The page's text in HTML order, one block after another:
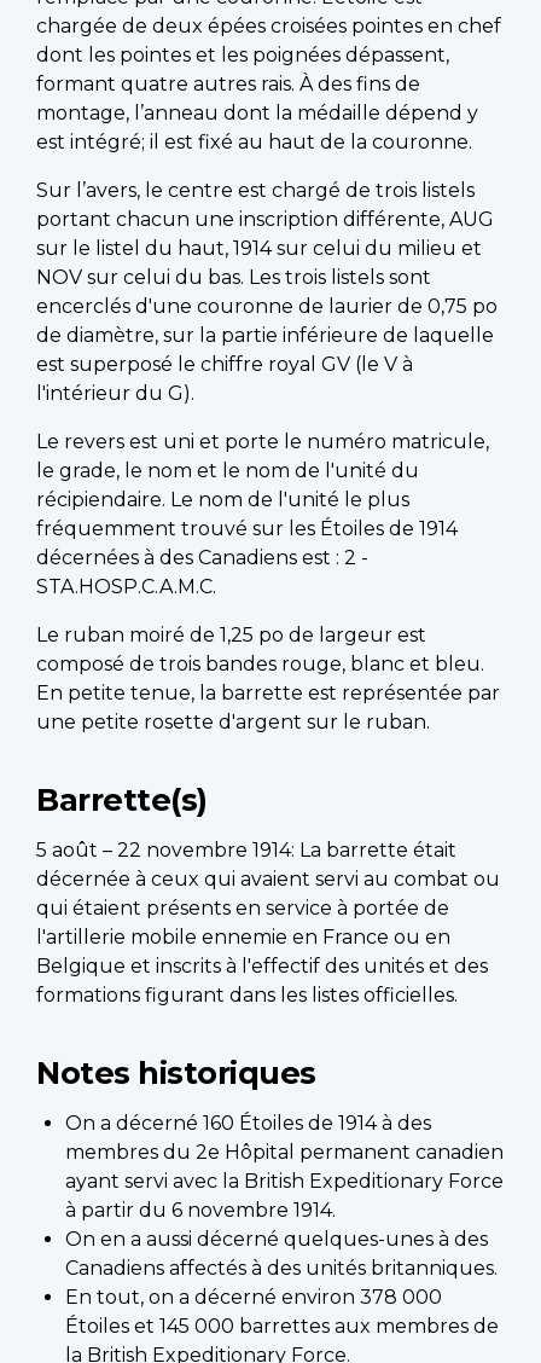
chargée de deux épées croisées pointes en chef
dont les pointes et les poignées dépassent,
formant quatre autres rais. À des fins de
montage, l’anneau dont la médaille dépend y
est intégré; il est fixé au haut de la couronne.
Sur l’avers, le centre est chargé de trois listels
portant chacun une inscription différente, AUG
sur le listel du haut, 1914 sur celui du milieu et
NOV sur celui du bas. Les trois listels sont
encerclés d'une couronne de laurier de 0,75 po
de diamètre, sur la partie inférieure de laquelle
est superposé le chiffre royal GV (le V à
l'intérieur du G).
Le revers est uni et porte le numéro matricule,
le grade, le nom et le nom de l'unité du
récipiendaire. Le nom de l'unité le plus
fréquemment trouvé sur les Étoiles de 1914
décernées à des Canadiens est : 2 -
STA.HOSP.C.A.M.C.
Le ruban moiré de 1,25 po de largeur est
composé de trois bandes rouge, blanc et bleu.
En petite tenue, la barrette est représentée par
une petite rosette d'argent sur le ruban.
Barrette(s)
5 août – 22 novembre 1914: La barrette était
décernée à ceux qui avaient servi au combat ou
qui étaient présents en service à portée de
l'artillerie mobile ennemie en France ou en
Belgique et inscrits à l'effectif des unités et des
formations figurant dans les listes officielles.
Notes historiques
On a décerné 160 Étoiles de 1914 à des
membres du 2e Hôpital permanent canadien
ayant servi avec la British Expeditionary Force
à partir du 6 novembre 1914.
On en a aussi décerné quelques-unes à des
Canadiens affectés à des unités britanniques.
En tout, on a décerné environ 378 000
Étoiles et 145 000 barrettes aux membres de
la British Expeditionary Force.